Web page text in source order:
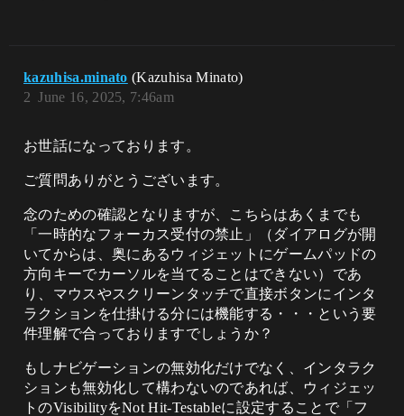
kazuhisa.minato (Kazuhisa Minato)
June 16, 2025, 7:46am
2
お世話になっております。
ご質問ありがとうございます。
念のための確認となりますが、こちらはあくまでも
「一時的なフォーカス受付の禁止」（ダイアログが開
いてからは、奥にあるウィジェットにゲームパッドの
方向キーでカーソルを当てることはできない）であ
り、マウスやスクリーンタッチで直接ボタンにインタ
ラクションを仕掛ける分には機能する・・・という要
件理解で合っておりますでしょうか？
もしナビゲーションの無効化だけでなく、インタラク
ションも無効化して構わないのであれば、ウィジェッ
トのVisibilityをNot Hit-Testableに設定することで「フ